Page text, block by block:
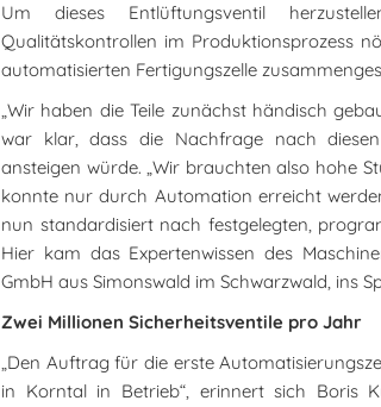
Um dieses Entlüftungsventil
Qualitätskontrollen im Produktionsprozess
automatisierten Fertigungszelle
„Wir haben die Teile zunächst händisch
war klar, dass die Nachfrage nach
ansteigen würde. „Wir brauchten also hohe
konnte nur durch Automation erreicht
nun standardisiert nach festgelegten,
Hier kam das Expertenwissen des
GmbH aus Simonswald im Schwarzwald, ins
Zwei Millionen Sicherheitsventile pro Jahr
„Den Auftrag für die erste
in Korntal in Betrieb“, erinnert sich Boris